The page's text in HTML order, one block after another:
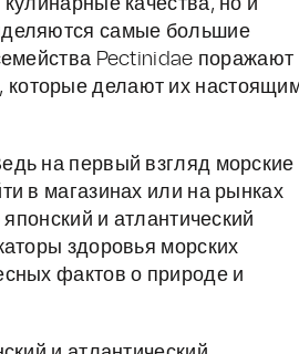
качества, но и
самые большие
Pectinidae поражают
делают их
на первый взгляд морские
в магазинах или на рынках
и атлантический
здоровья морских
фактов о природе и